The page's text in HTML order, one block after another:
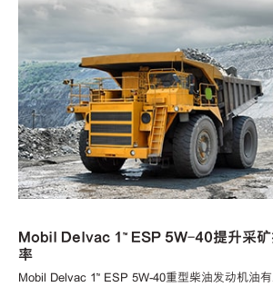
Mobil Delvac 1™ ESP 5W-40提升采
率
Mobil Delvac 1™ ESP 5W-40重型柴油发动机油